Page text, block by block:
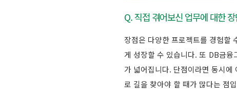
Q. 직접 겪어보신 업무에 대한
장점은 다양한 프로젝트를 경험할
게 성장할 수 있습니다. 또 DB금
가 넓어집니다. 단점이라면 동시
로 길을 찾아야 할 때가 많다는 점